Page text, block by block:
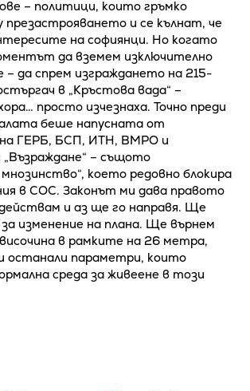
– политици, които гръмко
презастрояването и се кълнат, че
на софиянци. Но когато
да вземем изключително
– да спрем изграждането на 215-
в „Кръстова вада“ –
просто изчезнаха. Точно преди
беше напусната от
ГЕРБ, БСП, ИТН, ВМРО и
– същото
мнозинство“, което редовно блокира
в СОС. Законът ми дава правото
и аз ще го направя. Ще
изменение на плана. Ще върнем
в рамките на 26 метра,
останали параметри, които
среда за живеене в този